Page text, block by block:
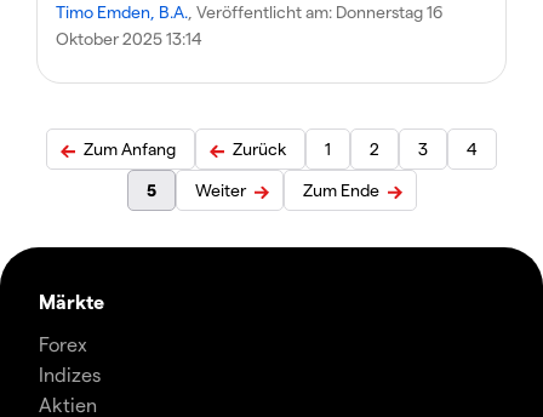
Timo Emden, B.A. , Veröffentlicht am: Donnerstag 16
Oktober 2025 13:14
Zum Anfang Zurück 1 2 3
4
5
Weiter Zum Ende
Märkte
Forex
Indizes
Aktien